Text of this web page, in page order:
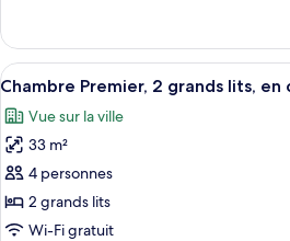
baignoire
Chambre
Deluxe,
2
grands
lits
Chambre
Deluxe,
2
lits
Afficher
toutes
les
photos
pour
ce
type
Une
5
Chambre Premier, 2 grands lits, en
Vue sur la ville
33 m²
4 personnes
2 grands lits
Wi-Fi gratuit